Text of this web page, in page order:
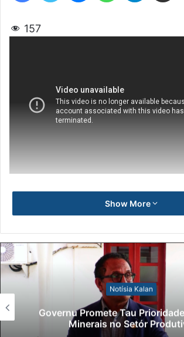
157
Show More
Notísia Kalan
Governu Promete Tau
Minerais no Setór